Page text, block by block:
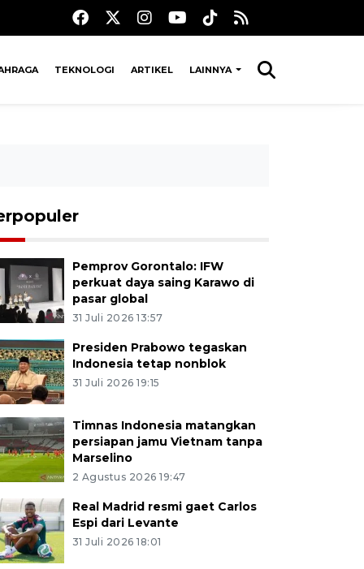
TEKNOLOGI ARTIKEL LAINNYA
Pemprov Gorontalo: IFW
perkuat daya saing Karawo di
pasar global
31 Juli 2026 13:57
Presiden Prabowo tegaskan
Indonesia tetap nonblok
31 Juli 2026 19:15
Timnas Indonesia matangkan
persiapan jamu Vietnam tanpa
Marselino
2 Agustus 2026 19:47
Real Madrid resmi gaet Carlos
Espi dari Levante
31 Juli 2026 18:01